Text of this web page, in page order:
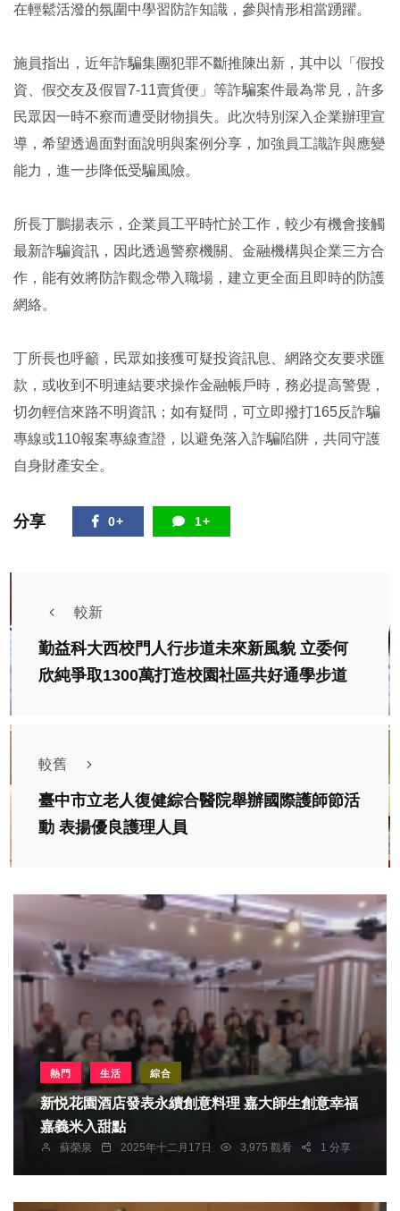
在輕鬆活潑的氛圍中學習防詐知識，參與情形相當踴躍。
施員指出，近年詐騙集團犯罪不斷推陳出新，其中以「假投
資、假交友及假冒7-11賣貨便」等詐騙案件最為常見，許多
民眾因一時不察而遭受財物損失。此次特別深入企業辦理宣
導，希望透過面對面說明與案例分享，加強員工識詐與應變
能力，進一步降低受騙風險。
所長丁鵬揚表示，企業員工平時忙於工作，較少有機會接觸
最新詐騙資訊，因此透過警察機關、金融機構與企業三方合
作，能有效將防詐觀念帶入職場，建立更全面且即時的防護
網絡。
丁所長也呼籲，民眾如接獲可疑投資訊息、網路交友要求匯
款，或收到不明連結要求操作金融帳戶時，務必提高警覺，
切勿輕信來路不明資訊；如有疑問，可立即撥打165反詐騙
專線或110報案專線查證，以避免落入詐騙陷阱，共同守護
自身財產安全。
分享 0+ 1+
較新
勤益科大西校門人行步道未來新風貌 立委何
欣純爭取1300萬打造校園社區共好通學步道
較舊
臺中市立老人復健綜合醫院舉辦國際護師節活
動 表揚優良護理人員
熱門 生活 綜合
新悦花園酒店發表永續創意料理 嘉大師生創意幸福
嘉義米入甜點
蘇榮泉 2025年十二月17日 3,975 觀看 1 分享